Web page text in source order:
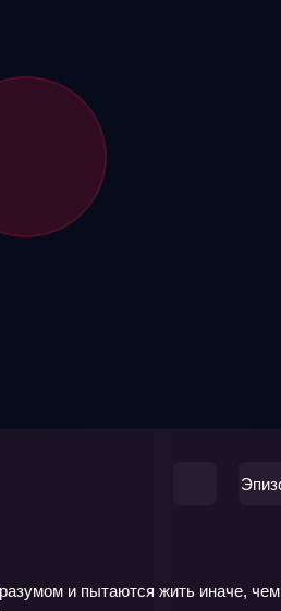
и пытаются жить иначе,